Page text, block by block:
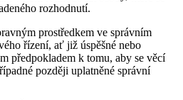
rozhodnutí.
prostředkem ve správním
řízení, ať již úspěšné nebo
předpokladem k tomu, aby se věcí
později uplatněné správní